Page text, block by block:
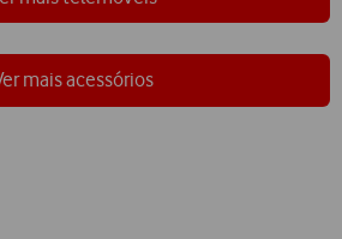
mais acessórios